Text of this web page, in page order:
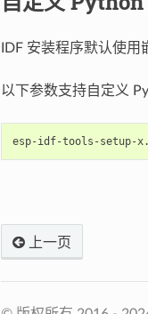
IDF 安装程序默认使
以下参数支持自定义
上一页